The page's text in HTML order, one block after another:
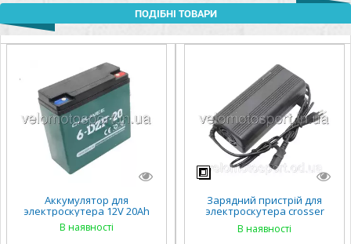
ПОДІБНІ ТОВАРИ
Аккумулятор для
электроскутера 12V 20Ah
В наявності
Зарядний пристрій для
электроскутера crosser
кроссер 60V 15А 12A
В наявності